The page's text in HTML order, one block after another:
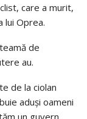
care a murit,
lui Oprea.
de
au.
de la ciolan
aduşi oameni
un guvern